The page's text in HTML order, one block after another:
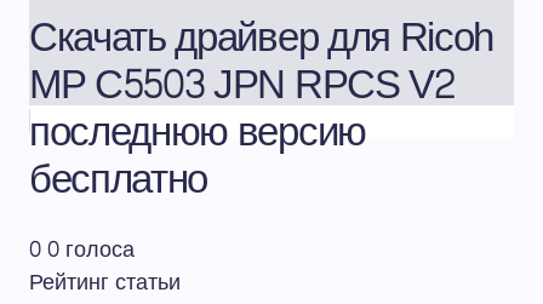
Скачать драйвер для Ricoh
MP C5503 JPN RPCS V2
последнюю версию
бесплатно
00голоса
Рейтинг статьи